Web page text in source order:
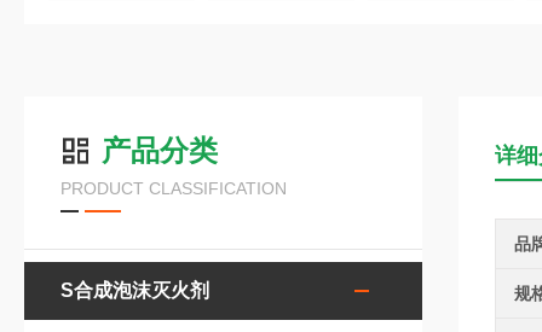
产品分类
PRODUCT CLASSIFICATION
S合成泡沫灭火剂
详
品
规